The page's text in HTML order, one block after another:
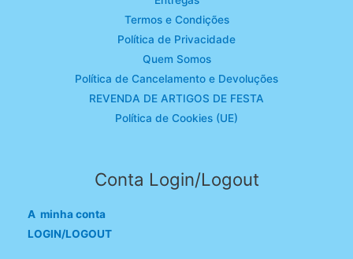
Termos e Condições
Política de Privacidade
Quem Somos
Política de Cancelamento e Devoluções
REVENDA DE ARTIGOS DE FESTA
Política de Cookies (UE)
Conta Login/Logout
A minha conta
LOGIN/LOGOUT